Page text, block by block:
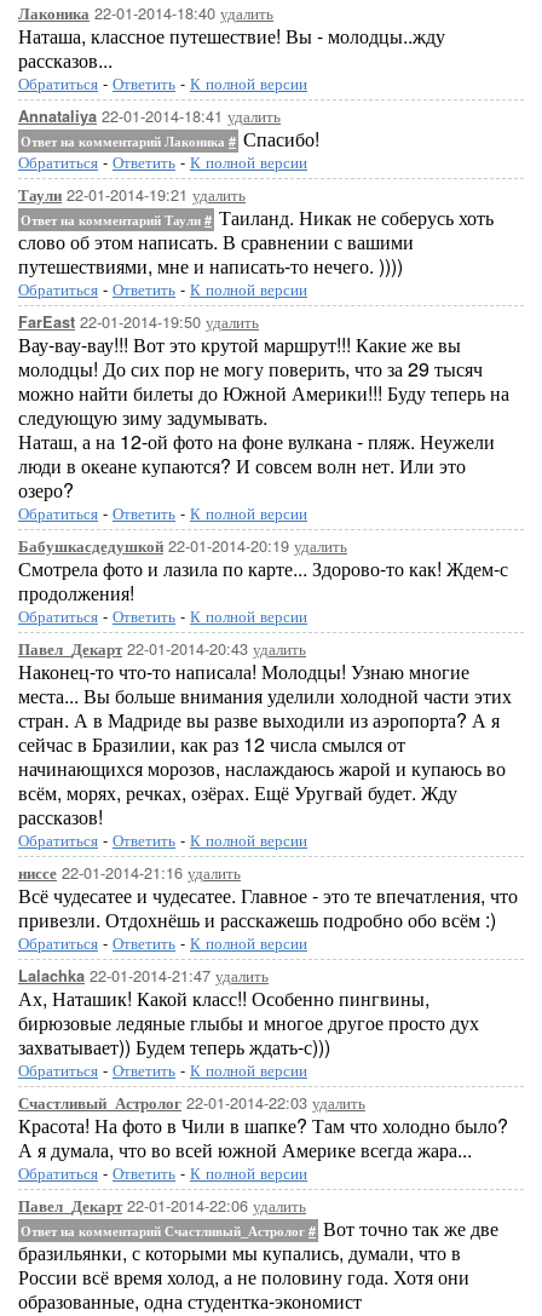
Лаконика 22-01-2014-18:40 удалить
Наташа, классное путешествие! Вы - молодцы..жду
рассказов...
Обратиться - Ответить - К полной версии
Annataliya 22-01-2014-18:41 удалить
Ответ на комментарий Лаконика # Спасибо!
Обратиться - Ответить - К полной версии
Таули 22-01-2014-19:21 удалить
Ответ на комментарий Таули # Таиланд. Никак не соберусь хоть
слово об этом написать. В сравнении с вашими
путешествиями, мне и написать-то нечего. ))))
Обратиться - Ответить - К полной версии
FarEast 22-01-2014-19:50 удалить
Вау-вау-вау!!! Вот это крутой маршрут!!! Какие же вы
молодцы! До сих пор не могу поверить, что за 29 тысяч
можно найти билеты до Южной Америки!!! Буду теперь на
следующую зиму задумывать.
Наташ, а на 12-ой фото на фоне вулкана - пляж. Неужели
люди в океане купаются? И совсем волн нет. Или это
озеро?
Обратиться - Ответить - К полной версии
Бабушкасдедушкой 22-01-2014-20:19 удалить
Смотрела фото и лазила по карте... Здорово-то как! Ждем-с
продолжения!
Обратиться - Ответить - К полной версии
Павел_Декарт22-01-2014-20:43 удалить
Наконец-то что-то написала! Молодцы! Узнаю многие
места... Вы больше внимания уделили холодной части этих
стран. А в Мадриде вы разве выходили из аэропорта? А я
сейчас в Бразилии, как раз 12 числа смылся от
начинающихся морозов, наслаждаюсь жарой и купаюсь во
всём, морях, речках, озёрах. Ещё Уругвай будет. Жду
рассказов!
Обратиться - Ответить - К полной версии
ниссе 22-01-2014-21:16 удалить
Всё чудесатее и чудесатее. Главное - это те впечатления, что
привезли. Отдохнёшь и расскажешь подробно обо всём :)
Обратиться - Ответить - К полной версии
Lalachka 22-01-2014-21:47 удалить
Ах, Наташик! Какой класс!! Особенно пингвины,
бирюзовые ледяные глыбы и многое другое просто дух
захватывает)) Будем теперь ждать-с)))
Обратиться - Ответить - К полной версии
Счастливый_Астролог 22-01-2014-22:03 удалить
Красота! На фото в Чили в шапке? Там что холодно было?
А я думала, что во всей южной Америке всегда жара...
Обратиться - Ответить - К полной версии
Павел_Декарт22-01-2014-22:06 удалить
Ответ на комментарий Счастливый_Астролог # Вот точно так же две
бразильянки, с которыми мы купались, думали, что в
России всё время холод, а не половину года. Хотя они
образованные, одна студентка-экономист